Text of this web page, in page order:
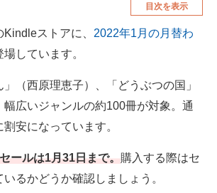
総合ページ
目次を表示
ストアに、 2022年1月の月替わ
場しています。
（西原理恵子）、「どうぶつの国」
幅広いジャンルの約100冊が対象。通
安になっています。
ールは1月31日まで。購入する際はセ
るかどうか確認しましょう。